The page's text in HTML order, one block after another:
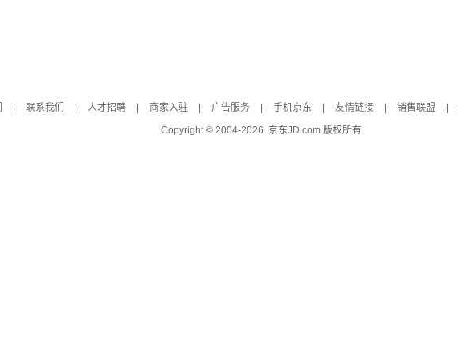
联系我们 人才招聘 商家入驻 广告服务 手机京东 友情链接 销售联盟
Copyright © 2004-2026 京东JD.com 版权所有